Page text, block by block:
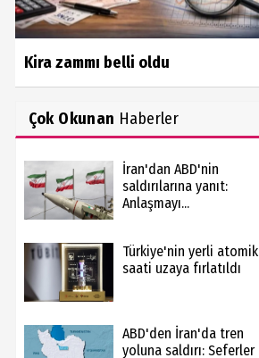
Kira zammı belli oldu
Çok Okunan Haberler
İran'dan ABD'nin
saldırılarına yanıt:
Anlaşmayı...
Türkiye'nin yerli atomik
saati uzaya fırlatıldı
ABD'den İran'da tren
yoluna saldırı: Seferler